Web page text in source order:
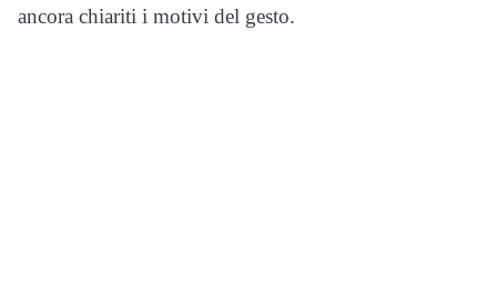
ancora chiariti i motivi del gesto.